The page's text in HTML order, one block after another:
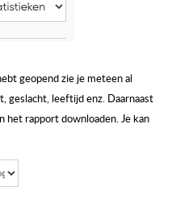
geopend zie je meteen al
geslacht, leeftijd enz. Daarnaast
het rapport downloaden.Je kan